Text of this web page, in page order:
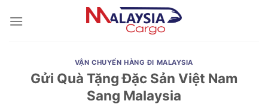
VẬN CHUYỂN HÀNG ĐI MALAYSIA
Gửi Quà Tặng Đặc Sản Việt Nam
Sang Malaysia